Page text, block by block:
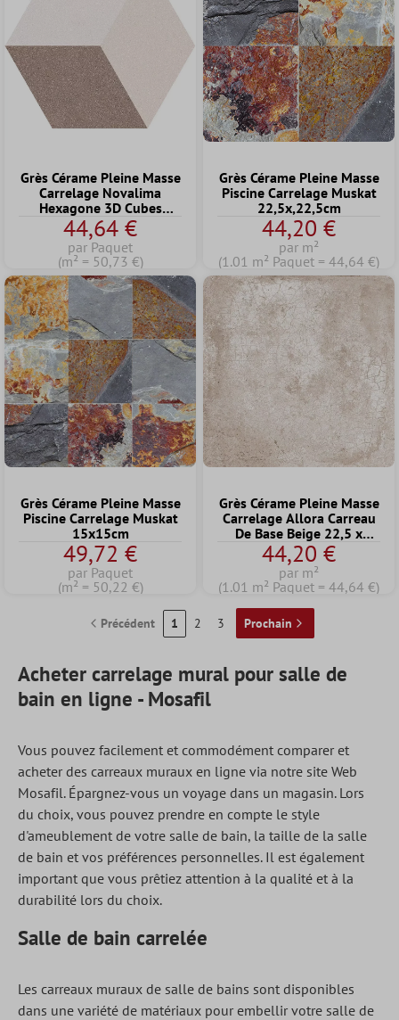
Grès Cérame Pleine Masse
Carrelage Novalima
Hexagone 3D Cubes
Optique Décor 22,5 x
25,9cm
44,64 €
par Paquet
(m² = 50,73 €)
Grès Cérame Pleine Masse
Piscine Carrelage Muskat
22,5x,22,5cm
44,20 €
par m²
(1.01 m² Paquet = 44,64 €)
Grès Cérame Pleine Masse
Piscine Carrelage Muskat
15x15cm
49,72 €
par Paquet
(m² = 50,22 €)
Grès Cérame Pleine Masse
Carrelage Allora Carreau
De Base Beige 22,5 x
22,5cm
44,20 €
par m²
(1.01 m² Paquet = 44,64 €)
Précédent 1 2 3 Prochain
Acheter carrelage mural pour salle de
bain en ligne - Mosafil
Vous pouvez facilement et commodément comparer et
acheter des carreaux muraux en ligne via notre site Web
Mosafil. Épargnez-vous un voyage dans un magasin. Lors
du choix, vous pouvez prendre en compte le style
d'ameublement de votre salle de bain, la taille de la salle
de bain et vos préférences personnelles. Il est également
important que vous prêtiez attention à la qualité et à la
durabilité lors du choix.
Salle de bain carrelée
Les carreaux muraux de salle de bains sont disponibles
dans une variété de matériaux pour embellir votre salle de